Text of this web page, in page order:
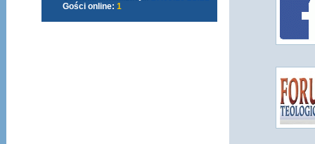
Gości online: 1